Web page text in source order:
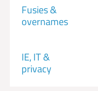
Fusies &
overnames
IE, IT &
privacy